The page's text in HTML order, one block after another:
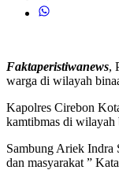
Faktaperistiwanews,
warga di wilayah
Kapolres Cirebon
kamtibmas di
Sambung Ariek Indra
dan masyarakat ”